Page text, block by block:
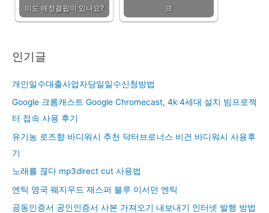
이도 애정결핍이 있나요?
크
인기글
개인일수대출사업자당일일수신청방법
Google 크롬캐스트 Google Chromecast, 4k 4세대 설치 빔프로젝
터 접속 사용 후기
유기농 로즈향 바디워시 추천 닥터브로너스 비건 바디워시 사용후
기
노래를 끊다 mp3direct cut 사용법
엔틱 영국 웨지우드 재스퍼 블루 이서던 엔틱
공동인증서 공인인증서 사본 가져오기 내보내기 인터넷 발행 방법